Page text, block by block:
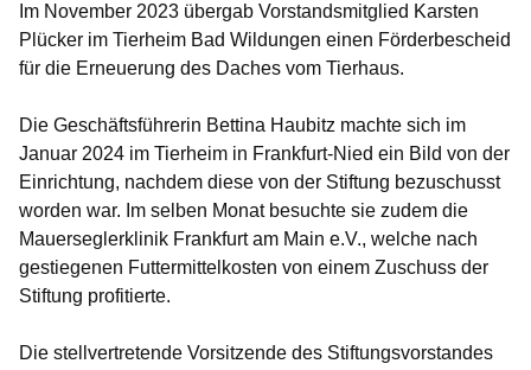
Im November 2023 übergab Vorstandsmitglied Karsten
Plücker im Tierheim Bad Wildungen einen Förderbescheid
für die Erneuerung des Daches vom Tierhaus.
Die Geschäftsführerin Bettina Haubitz machte sich im
Januar 2024 im Tierheim in Frankfurt-Nied ein Bild von der
Einrichtung, nachdem diese von der Stiftung bezuschusst
worden war. Im selben Monat besuchte sie zudem die
Mauerseglerklinik Frankfurt am Main e.V., welche nach
gestiegenen Futtermittelkosten von einem Zuschuss der
Stiftung profitierte.
Die stellvertretende Vorsitzende des Stiftungsvorstandes